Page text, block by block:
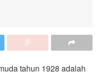
tahun 1928 adalah